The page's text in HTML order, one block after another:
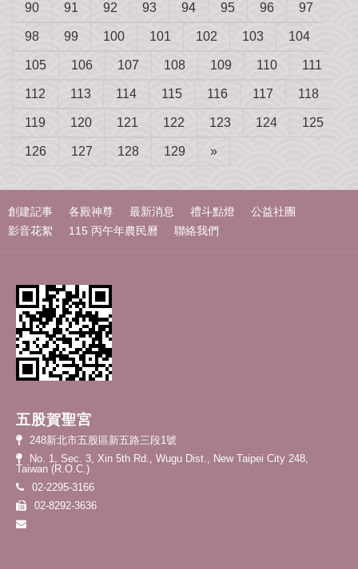
90 91 92 93 94 95 96 97
98 99 100 101 102 103 104
105 106 107 108 109 110 111
112 113 114 115 116 117 118
119 120 121 122 123 124 125
126 127 128 129 »
創建記事 各殿神尊 最新消息 禮斗點燈
公益社團
影音花絮
115 丙午年農民曆 聯絡我們
五股賀聖宮
248新北市五股區新五路三段1號
No. 1, Sec. 3, Xin 5th Rd., Wugu Dist., New Taipei City 248,
Taiwan (R.O.C.)
02-2295-3166
02-8292-3636